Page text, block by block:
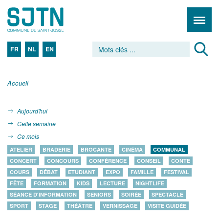
FR NL EN
Accueil
Aujourd'hui
Cette semaine
Ce mois
ATELIER BRADERIE BROCANTE CINÉMA
COMMUNAL
CONCERT
CONCOURS CONFÉRENCE CONSEIL
CONTE
COURS
DÉBAT ETUDIANT EXPO FAMILLE
FESTIVAL
FÊTE
FORMATION KIDS LECTURE
NIGHTLIFE
SÉANCE D'INFORMATION
SENIORS SOIRÉE
SPECTACLE
SPORT
STAGE THÉÂTRE VERNISSAGE VISITE GUIDÉE